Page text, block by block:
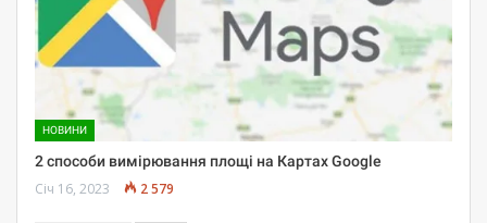
НОВИНИ
2 способи вимірювання площі на Картах Google
Січ 16, 2023 2 579